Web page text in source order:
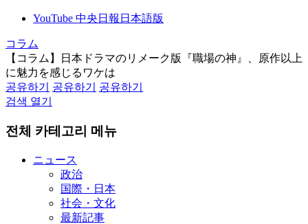
YouTube 中央日報日本語版
コラム
【コラム】日本ドラマのリメーク版『職場の神』、原作以上
に魅力を感じるワケは
공유하기
공유하기
공유하기
검색 열기
전체 카테고리 메뉴
ニュース
政治
国際・日本
社会・文化
最新記事